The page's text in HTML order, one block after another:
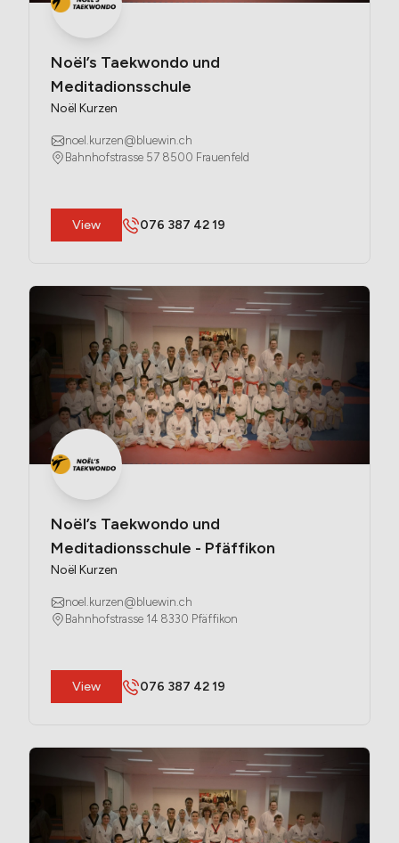
Noël’s Taekwondo und
Meditadionsschule
Noël Kurzen
noel.kurzen@bluewin.ch
Bahnhofstrasse 57 8500 Frauenfeld
​View 076 387 42 19
Noël’s Taekwondo und
Meditadionsschule - Pfäffikon
Noël Kurzen
noel.kurzen@bluewin.ch
Bahnhofstrasse 14 8330 Pfäffikon
​View 076 387 42 19